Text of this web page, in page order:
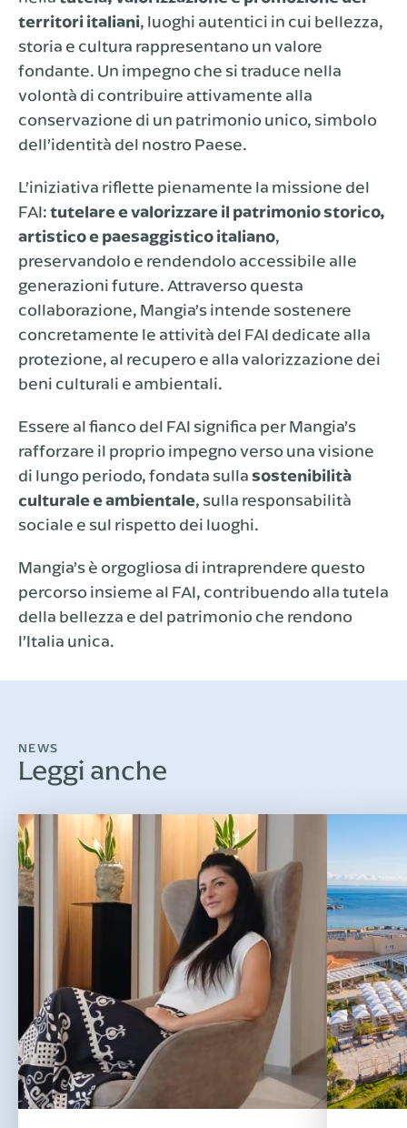
territori italiani, luoghi autentici in cui bellezza,
storia e cultura rappresentano un valore
fondante. Un impegno che si traduce nella
volontà di contribuire attivamente alla
conservazione di un patrimonio unico, simbolo
dell’identità del nostro Paese.
L’iniziativa riflette pienamente la missione del
FAI:tutelare e valorizzare il patrimonio storico,
artistico e paesaggistico italiano,
preservandolo e rendendolo accessibile alle
generazioni future. Attraverso questa
collaborazione, Mangia’s intende sostenere
concretamente le attività del FAI dedicate alla
protezione, al recupero e alla valorizzazione dei
beni culturali e ambientali.
Essere al fianco del FAI significa per Mangia’s
rafforzare il proprio impegno verso una visione
di lungo periodo, fondata sullasostenibilità
culturale e ambientale, sulla responsabilità
sociale e sul rispetto dei luoghi.
Mangia’s è orgogliosa di intraprendere questo
percorso insieme al FAI, contribuendo alla tutela
della bellezza e del patrimonio che rendono
l’Italia unica.
NEWS
Leggi anche